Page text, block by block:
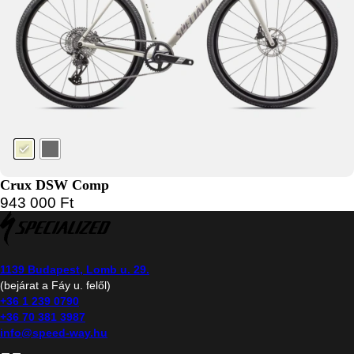
Crux DSW Comp
943 000 Ft
1139 Budapest, Lomb u. 29.
(bejárat a Fáy u. felől)
+36 1 239 0790
+36 70 381 3987
info@speed-way.hu